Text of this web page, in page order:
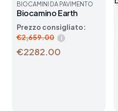
BIOCAMINI DA PAVIMENTO
Biocamino Earth
Prezzo consigliato:
€2,659.00 i
€2282.00